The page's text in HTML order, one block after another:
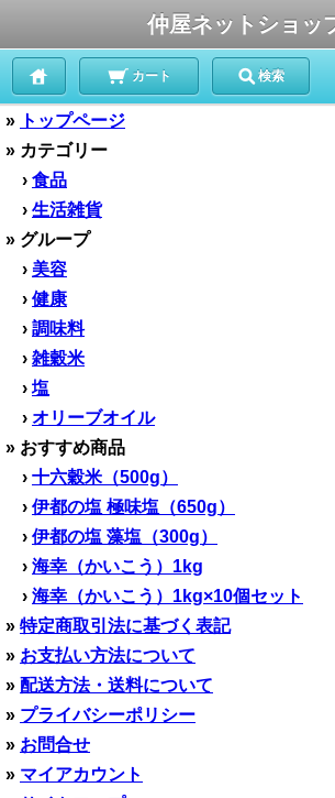
仲屋ネットショッ
カート 検索
»
トップページ
» カテゴリー
› 食品
› 生活雑貨
» グループ
› 美容
› 健康
› 調味料
› 雑穀米
› 塩
› オリーブオイル
» おすすめ商品
› 十六穀米（500g）
› 伊都の塩 極味塩（650g）
› 伊都の塩 藻塩（300g）
› 海幸（かいこう）1kg
› 海幸（かいこう）1kg×10個セット
» 特定商取引法に基づく表記
» お支払い方法について
» 配送方法・送料について
» プライバシーポリシー
» お問合せ
» マイアカウント